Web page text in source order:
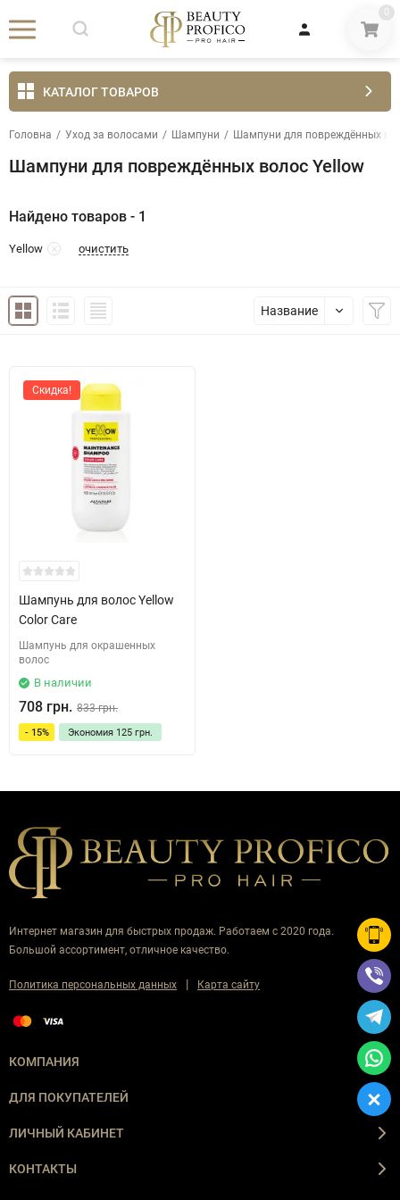
0
КАТАЛОГ ТОВАРОВ
Головна / Уход за волосами / Шампуни / Шампуни для повреждённых
Шампуни для повреждённых волос Yellow
Найдено товаров - 1
Yellow очистить
Название
Скидка!
Шампунь для волос Yellow
Color Care
Шампунь для окрашенных
волос
В наличии
708 грн. 833 грн.
- 15% Экономия 125 грн.
Интернет магазин для быстрых продаж. Работаем с 2020 года.
Большой ассортимент, отличное качество.
Политика персональных данных | Карта сайту
КОМПАНИЯ
ДЛЯ ПОКУПАТЕЛЕЙ
ЛИЧНЫЙ КАБИНЕТ
КОНТАКТЫ